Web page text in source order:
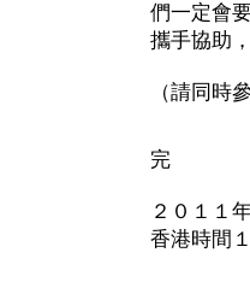
們一定會
攜手協助
（請同時
完
２０１１
香港時間